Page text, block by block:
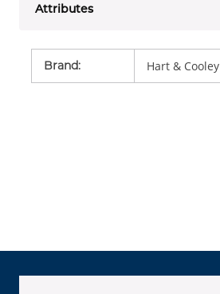
Attributes
Brand: Hart & Cooley